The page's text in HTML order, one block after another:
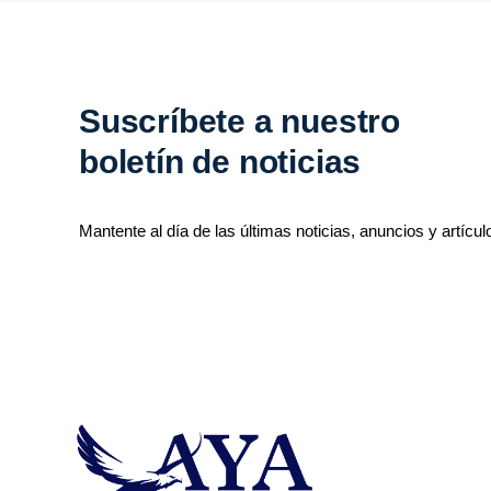
Suscríbete a nuestro
boletín de noticias
Mantente al día de las últimas noticias, anuncios y